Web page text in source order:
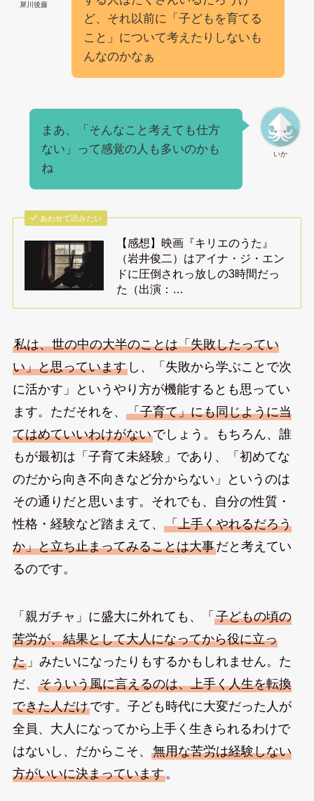
犀川後藤
ど、それ以前に「子どもを育てる
こと」について考えたりしないも
んなのかなぁ
いか
まあ、「そんなこと考えても仕方
ない」って感覚の人も多いのかも
ね
あわせて読みたい
【感想】映画『キリエのうた』
（岩井俊二）はアイナ・ジ・エン
ドに圧倒されっ放しの3時間だっ
た（出演：…
私は、世の中の大半のことは「失敗したってい
い」と思っていますし、「失敗から学ぶことで次
に活かす」というやり方が機能するとも思ってい
ます。ただそれを、 「子育て」にも同じように当
てはめていいわけがないでしょう。もちろん、誰
もが最初は「子育て未経験」であり、「初めてな
のだから向き不向きなど分からない」というのは
その通りだと思います。それでも、自分の性質・
性格・経験など踏まえて、 「上手くやれるだろう
か」と立ち止まってみることは大事だと考えてい
るのです。
「親ガチャ」に盛大に外れても、「 子どもの頃の
苦労が、結果として大人になってから役に立っ
た」みたいになったりもするかもしれません。た
だ、 そういう風に言えるのは、上手く人生を転換
できた人だけです。子ども時代に大変だった人が
全員、大人になってから上手く生きられるわけで
はないし、だからこそ、 無用な苦労は経験しない
方がいいに決まっています。